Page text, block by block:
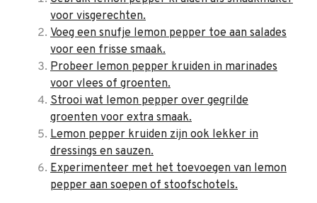
voor visgerechten.
Voeg een snufje lemon pepper toe aan salades
voor een frisse smaak.
Probeer lemon pepper kruiden in marinades
voor vlees of groenten.
Strooi wat lemon pepper over gegrilde
groenten voor extra smaak.
Lemon pepper kruiden zijn ook lekker in
dressings en sauzen.
Experimenteer met het toevoegen van lemon
pepper aan soepen of stoofschotels.